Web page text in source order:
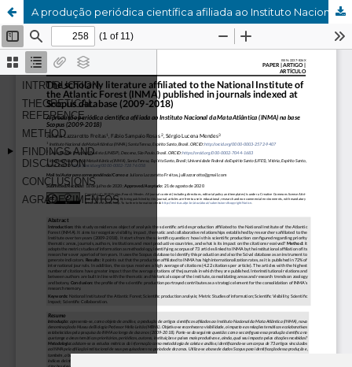
A produção periódica científica afiliada ao Instituto Nacional da Mata Atlântica (INMA) na base de dados Scopus (2009-2018)